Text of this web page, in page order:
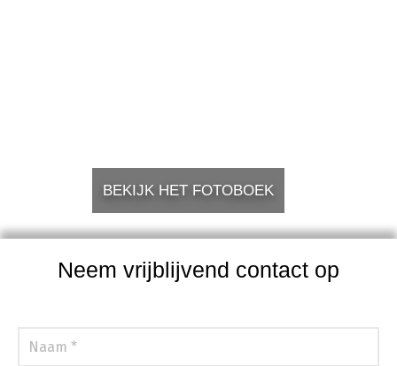
BEKIJK HET FOTOBOEK
Neem vrijblijvend contact op